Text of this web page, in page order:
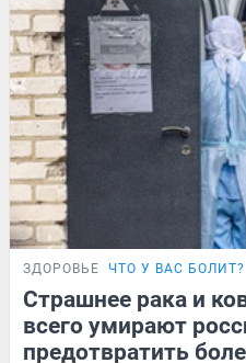
ЗДОРОВЬЕ ЧТО У ВАС БОЛИТ?
Страшнее рака и
всего умирают
предотвратить